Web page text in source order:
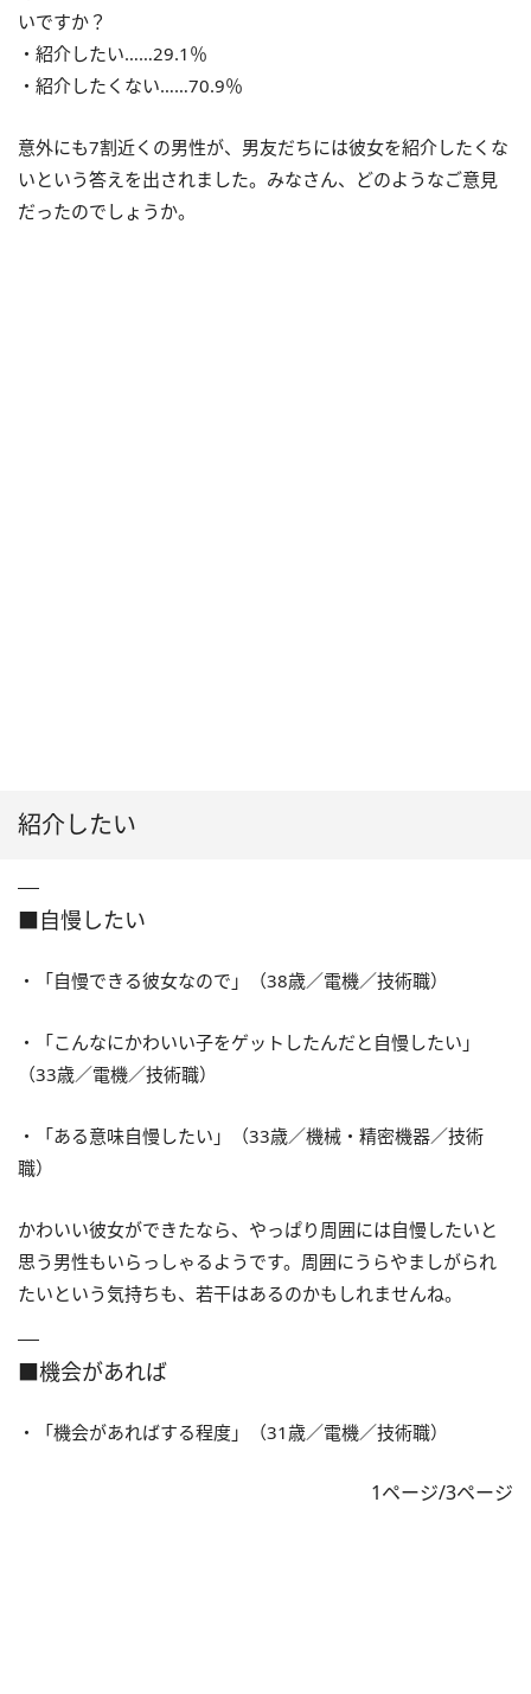
いですか？
・紹介したい……29.1％
・紹介したくない……70.9％
意外にも7割近くの男性が、男友だちには彼女を紹介したくな
いという答えを出されました。みなさん、どのようなご意見
だったのでしょうか。
紹介したい
■自慢したい
・「自慢できる彼女なので」（38歳／電機／技術職）
・「こんなにかわいい子をゲットしたんだと自慢したい」
（33歳／電機／技術職）
・「ある意味自慢したい」（33歳／機械・精密機器／技術
職）
かわいい彼女ができたなら、やっぱり周囲には自慢したいと
思う男性もいらっしゃるようです。周囲にうらやましがられ
たいという気持ちも、若干はあるのかもしれませんね。
■機会があれば
・「機会があればする程度」（31歳／電機／技術職）
1ページ/3ページ